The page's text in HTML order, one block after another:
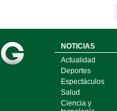
NOTICIAS
Actualidad
Deportes
Espectáculos
Salud
Ciencia y